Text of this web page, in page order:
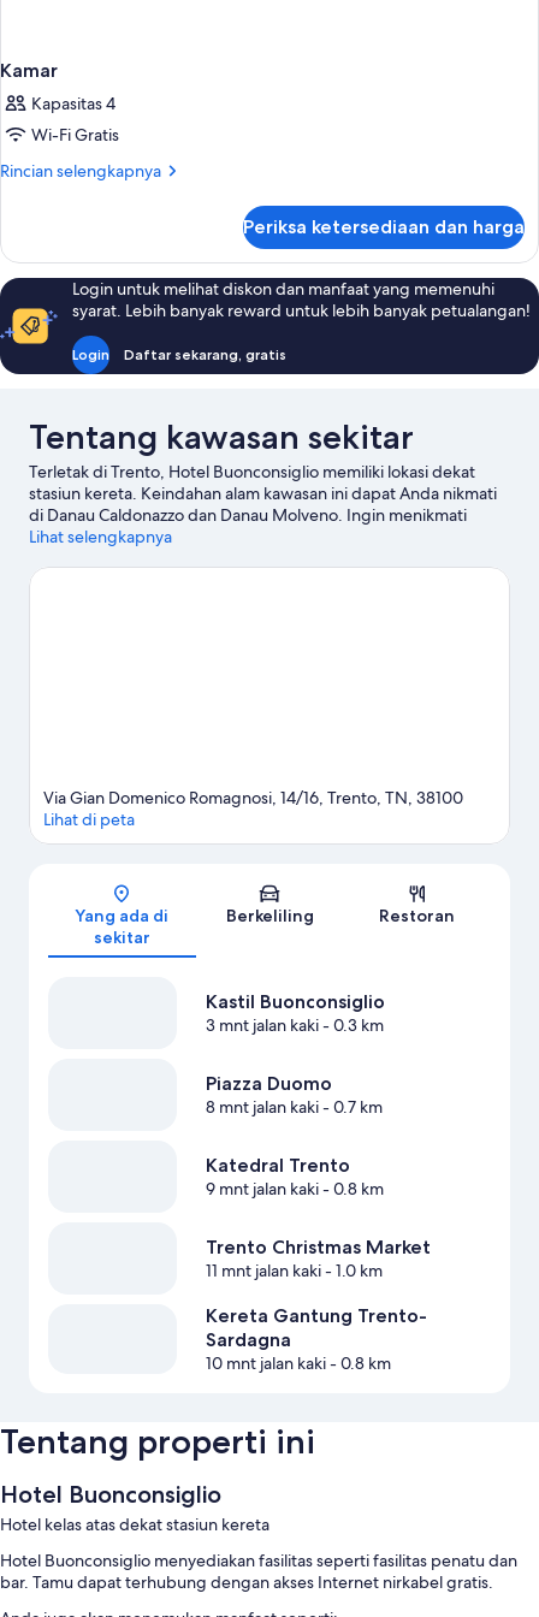
Kamar
Kapasitas 4
Wi-Fi Gratis
Rincian selengkapnya
Rincian
Kamar
Periksa ketersediaan dan harga
Login untuk melihat diskon dan manfaat yang memenuhi
syarat. Lebih banyak reward untuk lebih banyak petualangan!
Login Daftar sekarang, gratis
Tentang kawasan sekitar
Terletak di Trento, Hotel Buonconsiglio memiliki lokasi dekat
stasiun kereta. Keindahan alam kawasan ini dapat Anda nikmati
di Danau Caldonazzo dan Danau Molveno. Ingin menikmati
suatu kegiatan atau permainan selagi mengunjungi kota ini?
panduan perjalanan kami untuk Trento
Lihat selengkapnya
Peta
Via Gian Domenico Romagnosi, 14/16, Trento, TN, 38100
Lihat di peta
Yang ada di
sekitar
Berkeliling Restoran
Kastil Buonconsiglio
3 mnt jalan kaki- 0.3 km
Piazza Duomo
8 mnt jalan kaki- 0.7 km
Katedral Trento
9 mnt jalan kaki- 0.8 km
Trento Christmas Market
11 mnt jalan kaki- 1.0 km
Kereta Gantung Trento-
Sardagna
10 mnt jalan kaki- 0.8 km
Tentang properti ini
Hotel Buonconsiglio
Hotel kelas atas dekat stasiun kereta
Hotel Buonconsiglio menyediakan fasilitas seperti fasilitas penatu dan
bar. Tamu dapat terhubung dengan akses Internet nirkabel gratis.